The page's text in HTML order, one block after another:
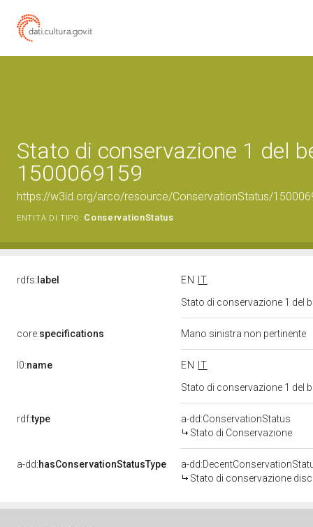
Stato di conservazione 1 del
1500069159
https://w3id.org/arco/resource/ConservationStatus/
ENTITÀ DI TIPO: ConservationStatus
rdfs: label EN
IT
Stato di conservazione 1 del
core:specifications Mano sinistra non pertinente
l0:name EN
IT
Stato di conservazione 1 del
rdf:type
a-dd:ConservationStatus
Stato di Conservazione
a-dd:hasConservationStatusType
a-
Stato di conservazione